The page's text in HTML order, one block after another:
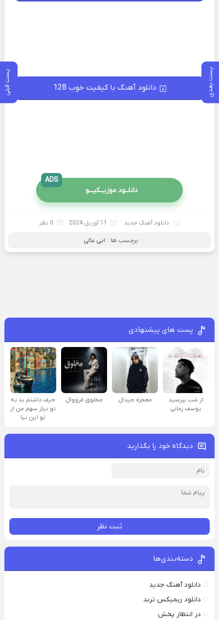
پست بعدی پست قبلی دانلود آهنگ با کیفیت خوب 128
دانلــود موزیــکیـــو
ADS
دانلود آهنگ جدید 11 آوریل 2024 0 نظر
برچسب ها : ابی عالی
پست های پیشنهادی
از شب بپرسید
یوسف زمانی
معجزه جیدال مخلوق فرووال
حیف داشتم بد به
تو نیاز سهم من از
تو این نیا
دیدگاه خود را بگذارید
ثبت نظر
دسته‌بندی‌ها
دانلود آهنگ جدید
دانلود ریمیکس ترند
در انتظار پخش